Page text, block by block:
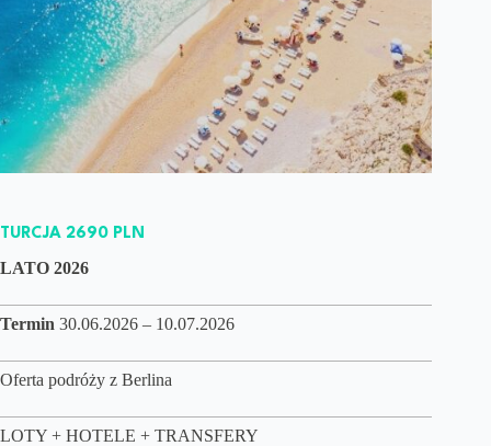
TURCJA 2690 PLN
LATO 2026
Termin 30.06.2026 – 10.07.2026
Oferta podróży z Berlina
LOTY + HOTELE + TRANSFERY